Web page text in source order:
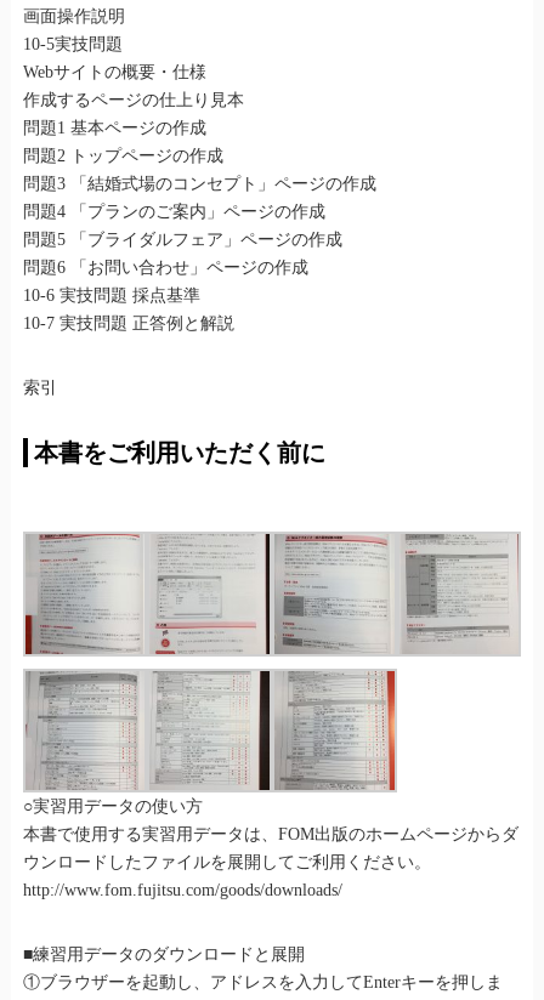
画面操作説明
10-5実技問題
Webサイトの概要・仕様
作成するページの仕上り見本
問題1 基本ページの作成
問題2 トップページの作成
問題3 「結婚式場のコンセプト」ページの作成
問題4 「プランのご案内」ページの作成
問題5 「ブライダルフェア」ページの作成
問題6 「お問い合わせ」ページの作成
10-6 実技問題 採点基準
10-7 実技問題 正答例と解説
索引
本書をご利用いただく前に
○実習用データの使い方
本書で使用する実習用データは、FOM出版のホームページからダ
ウンロードしたファイルを展開してご利用ください。
http://www.fom.fujitsu.com/goods/downloads/
■練習用データのダウンロードと展開
①ブラウザーを起動し、アドレスを入力してEnterキーを押しま